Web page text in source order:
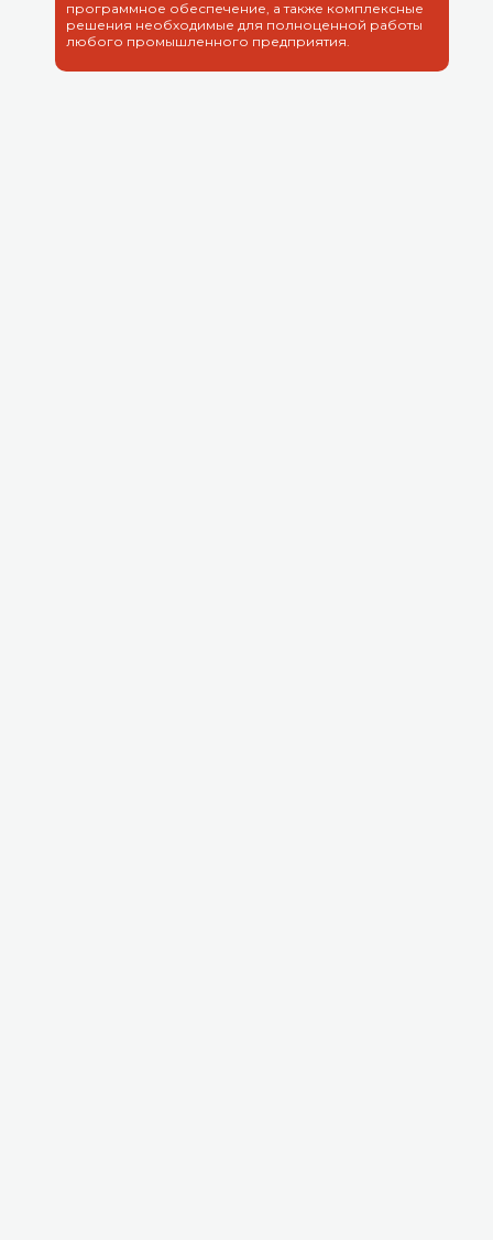
программное обеспечение, а также комплексные
решения необходимые для полноценной работы
любого промышленного предприятия.